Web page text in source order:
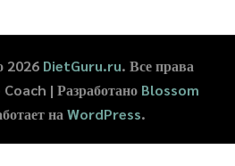
2026 DietGuru.ru. Все права
| Разработано Blossom
наWordPress.